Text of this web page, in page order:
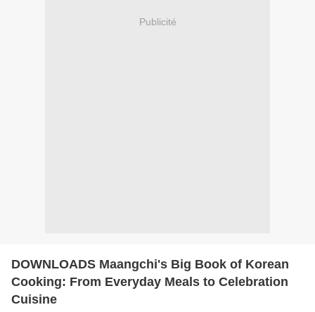
Publicité
DOWNLOADS Maangchi's Big Book of Korean
Cooking: From Everyday Meals to Celebration
Cuisine